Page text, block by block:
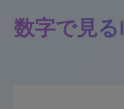
数字で見る